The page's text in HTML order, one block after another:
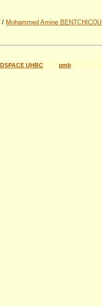
/ Mohammed Amine BENTCHICOU
DSPACE UHBC pmb